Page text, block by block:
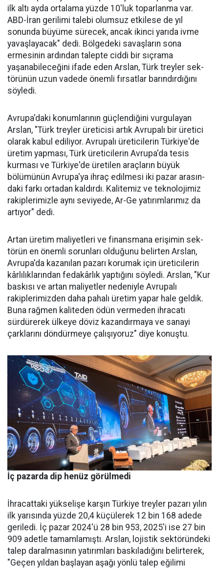
ilk altı ayda ortalama yüzde 10'luk toparlanma var.
ABD-İran geri­limi talebi olumsuz etkilese de yıl
sonunda büyüme sürecek, ancak ikinci yarıda ivme
yavaşlayacak" dedi. Bölgedeki savaşların sona
ermesinin ardından talepte ciddi bir sıçrama
yaşanabileceğini ifa­de eden Arslan, Türk treyler sek­
törünün uzun vadede önemli fır­satlar barındırdığını
söyledi.
Avrupa'daki konumlarının güçlendiğini vurgulayan
Arslan, "Türk treyler üreticisi artık Avru­palı bir üretici
ola­rak kabul ediliyor. Avrupalı üreticile­rin Türkiye'de
üre­tim yapması, Türk üreticilerin Avru­pa'da tesis
kurması ve Türkiye'de üreti­len araçların büyük
bölümünün Avru­pa'ya ihraç edilme­si iki pazar arasın­
daki farkı ortadan kaldırdı. Kalitemiz ve teknolojimiz
ra­kiplerimizle aynı seviyede, Ar-Ge ya­tırımlarımız da
ar­tıyor" dedi.
Artan üretim ma­liyetleri ve finans­mana erişimin sek­
törün en önemli sorunları oldu­ğunu belirten Arslan,
Avrupa'da kazanılan pazarı korumak için üreticilerin
kârlılıklarından fe­dakârlık yaptığını söyledi. Arslan, "Kur
baskısı ve artan maliyetler nedeniyle Avrupalı
rakiplerimiz­den daha pahalı üretim yapar ha­le geldik.
Buna rağmen kaliteden ödün vermeden ihracatı
sürdüre­rek ülkeye döviz kazandırmaya ve sanayi
çarklarını döndürmeye ça­lışıyoruz" diye konuştu.
İç pazarda dip henüz görülmedi
İhracattaki yükselişe karşın Türkiye treyler pazarı yılın
ilk yarısında yüzde 20,4 küçülerek 12 bin 168 adede
geriledi. İç pa­zar 2024'ü 28 bin 953, 2025'i ise 27 bin
909 adetle tamamlamış­tı. Arslan, lojistik sektöründeki
talep daralmasının yatırımları baskıladığını belirterek,
"Geçen yıldan başlayan aşağı yönlü talep eğilimi